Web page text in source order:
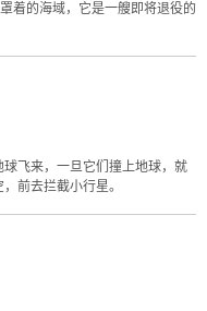
着的海域，它是一艘即将退役的
飞来，一旦它们撞上地球，就
前去拦截小行星。